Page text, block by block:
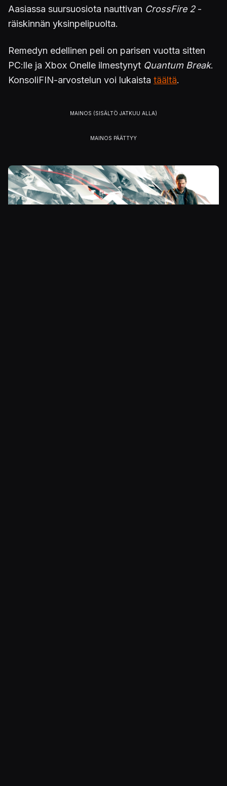
Aasiassa suursuosiota nauttivan CrossFire 2-
räiskinnän yksinpelipuolta.
Remedyn edellinen peli on parisen vuotta sitten
PC:lle ja Xbox Onelle ilmestynyt Quantum Break.
KonsoliFIN-arvostelun voi lukaista täältä.